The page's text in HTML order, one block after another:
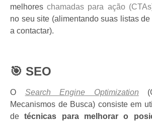
melhoreschamadas para ação
no seu site (alimentando suas listas
a contactar).
🎯 SEO
O Search Engine Optimization
Mecanismos de Busca) consiste em
detécnicas para melhorar o